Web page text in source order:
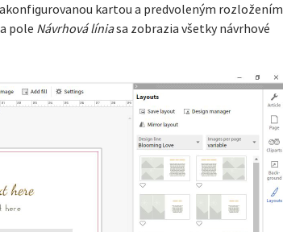
kartou a predvoleným rozložením
pole Návrhová líniasa zobrazia všetky návrhové